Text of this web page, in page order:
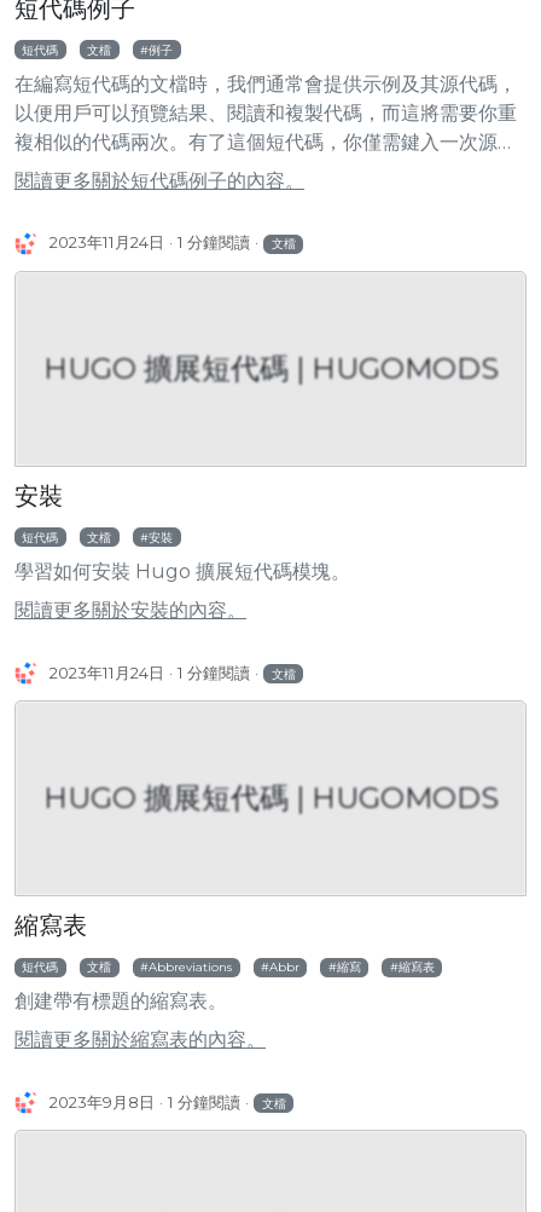
短代碼例子
短代碼 文檔 例子
在編寫短代碼的文檔時，我們通常會提供示例及其源代碼，
以便用戶可以預覽結果、閱讀和複製代碼，而這將需要你重
複相似的代碼兩次。有了這個短代碼，你僅需鍵入一次源代
碼則可以實現這一點。
閱讀更多關於短代碼例子的內容。
2023年11月24日 1 分鐘閱讀 文檔
HUGO 擴展短代碼 | HUGOMODS
安裝
短代碼 文檔 安裝
學習如何安裝 Hugo 擴展短代碼模塊。
閱讀更多關於安裝的內容。
2023年11月24日 1 分鐘閱讀 文檔
HUGO 擴展短代碼 | HUGOMODS
縮寫表
短代碼 文檔 Abbreviations Abbr 縮寫 縮寫表
創建帶有標題的縮寫表。
閱讀更多關於縮寫表的內容。
2023年9月8日 1 分鐘閱讀 文檔